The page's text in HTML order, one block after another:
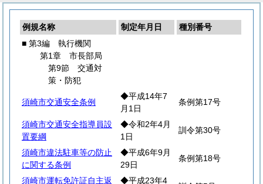
例規名称 制定年月日
種別番号
■ 第3編 執行機関
第1章 市長部局
第9節 交通対
策・防犯
須崎市交通安全条例
◆平成14年7
月1日
条例第17号
須崎市交通安全指導員設
置要綱
◆令和2年4月
1日
訓令第30号
須崎市違法駐車等の防止
に関する条例
◆平成6年9月
29日
条例第18号
須崎市運転免許証自主返
◆平成23年4